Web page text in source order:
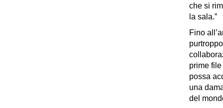
che si
la sala.”
Fino
prime
possa
una
del